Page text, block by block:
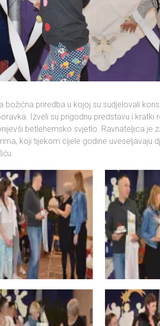
božićna priredba u kojoj su sudjelovali
Izveli su prigodnu predstavu i kratki
betlehemsko svjetlo. Ravnateljica je
koji tijekom cijele godine uveseljavaju